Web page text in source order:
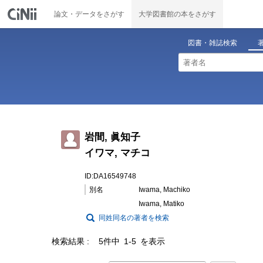
論文・データをさがす 大学図書館の本をさがす
図書・雑誌検索
岩間, 眞知子
イワマ, マチコ
ID:DA16549748
別名
Iwama, Machiko
Iwama, Matiko
同姓同名の著者を検索
検索結果 5件中 1-5 を表示